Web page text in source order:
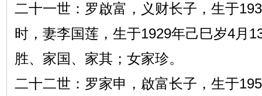
二十一世：罗啟富，义财长子，生于
时，妻李国莲，生于1929年己巳岁4月
胜、家国、家其；女家珍。
二十二世：罗家申，啟富长子，生于